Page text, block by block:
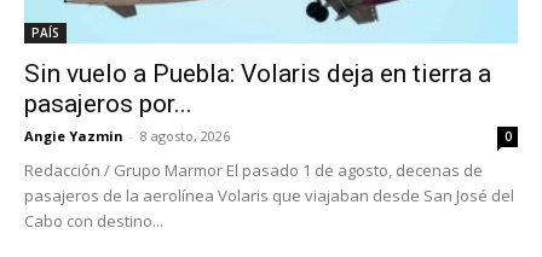
PAÍS
Sin vuelo a Puebla: Volaris deja en tierra a
pasajeros por...
Angie Yazmin - 8 agosto, 2026 0
Redacción / Grupo Marmor El pasado 1 de agosto, decenas de
pasajeros de la aerolínea Volaris que viajaban desde San José del
Cabo con destino...